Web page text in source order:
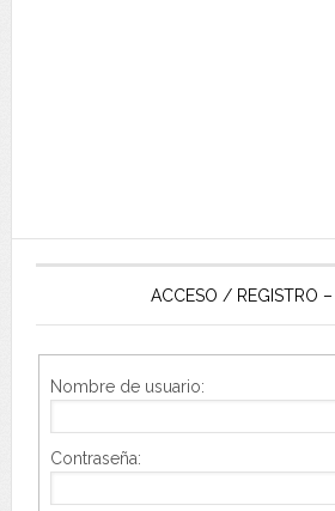
ACCESO / REGISTRO
Nombre de usuario:
Contraseña: